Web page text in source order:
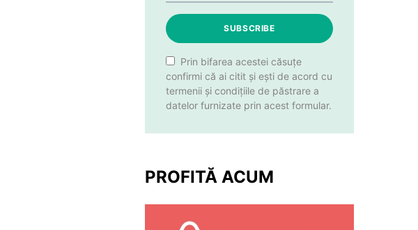
SUBSCRIBE
Prin bifarea acestei căsuțe
confirmi că ai citit și ești de acord cu
termenii și condițiile de păstrare a
datelor furnizate prin acest formular.
PROFITĂ ACUM